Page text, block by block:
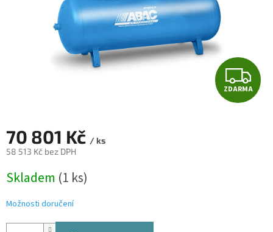
Z
D
ZDARMA
70 801 Kč / ks
58 513 Kč bez DPH
cena:
Skladem (1 ks)
Možnosti doručení